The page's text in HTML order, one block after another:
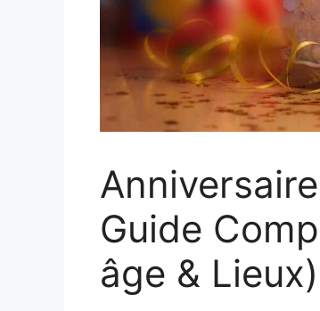
Guide
âge & Lieux)